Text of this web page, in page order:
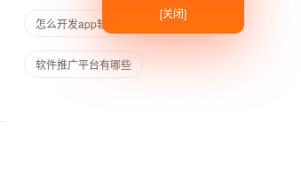
怎么开发app软件 软件怎么制作
软件推广平台有哪些
[关闭]